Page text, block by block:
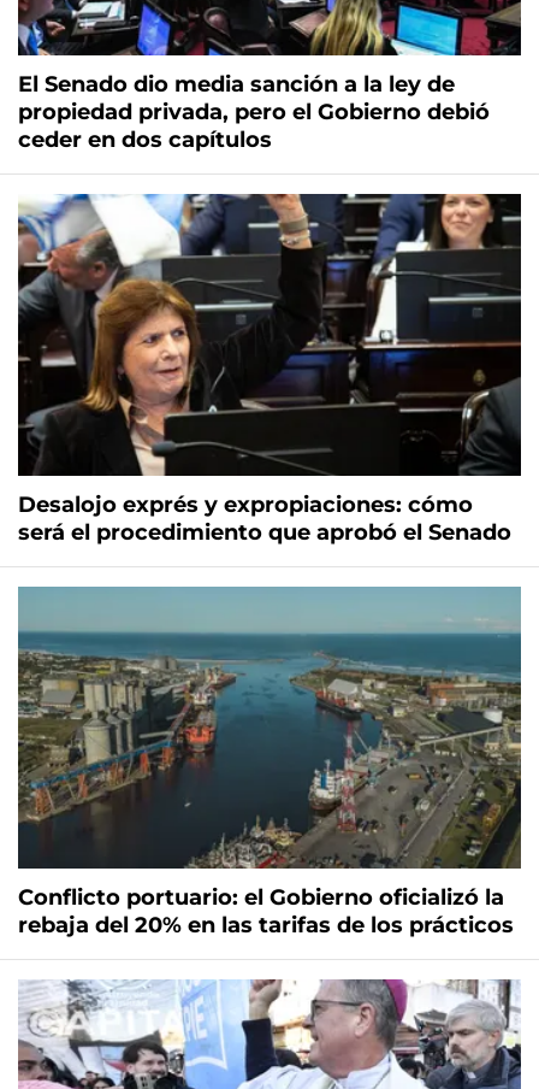
El Senado dio media sanción a la ley de
propiedad privada, pero el Gobierno debió
ceder en dos capítulos
Desalojo exprés y expropiaciones: cómo
será el procedimiento que aprobó el Senado
Conflicto portuario: el Gobierno oficializó la
rebaja del 20% en las tarifas de los prácticos